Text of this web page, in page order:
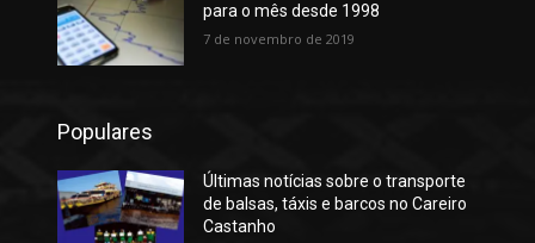
para o mês desde 1998
7 de novembro de 2019
Populares
Últimas notícias sobre o transporte
de balsas, táxis e barcos no Careiro
Castanho